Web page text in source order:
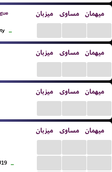
میزبان مساوی میهمان
...
میزبان مساوی میهمان
میزبان مساوی میهمان
میزبان مساوی میهمان
...